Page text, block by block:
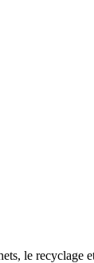
le recyclage